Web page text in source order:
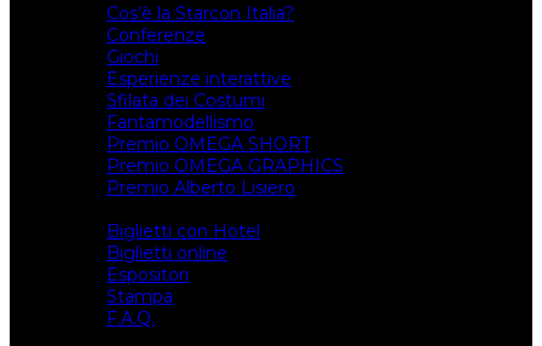
Cos’è la Starcon Italia?
Conferenze
Giochi
Esperienze interattive
Sfilata dei Costumi
Fantamodellismo
Premio OMEGA SHORT
Premio OMEGA GRAPHICS
Premio Alberto Lisiero
Biglietti con Hotel
Biglietti online
Espositori
Stampa
F.A.Q.